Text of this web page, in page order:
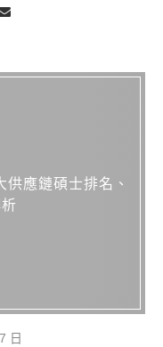
應鏈碩士排名、
日